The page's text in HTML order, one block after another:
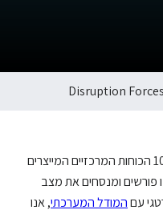
Disruption Forces
מתאר את 10 הכוחות המרכזיים המייצרים
במאה ה-21. כשאנו פורשים ומנסחים את מצב
עםהמודל המערכתי, אנו